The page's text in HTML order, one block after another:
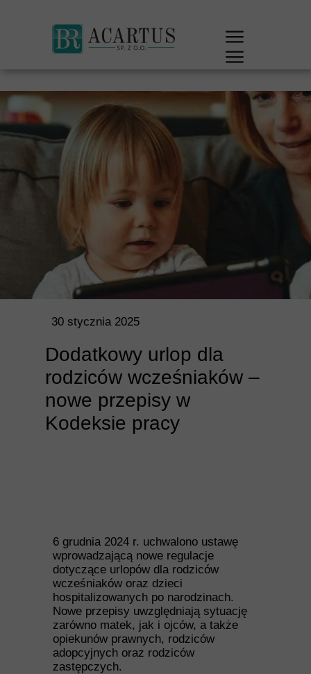
30 stycznia 2025
Dodatkowy urlop dla
rodziców wcześniaków –
nowe przepisy w
Kodeksie pracy
6 grudnia 2024 r. uchwalono ustawę
wprowadzającą nowe regulacje
dotyczące urlopów dla rodziców
wcześniaków oraz dzieci
hospitalizowanych po narodzinach.
Nowe przepisy uwzględniają sytuację
zarówno matek, jak i ojców, a także
opiekunów prawnych, rodziców
adopcyjnych oraz rodziców
zastępczych.